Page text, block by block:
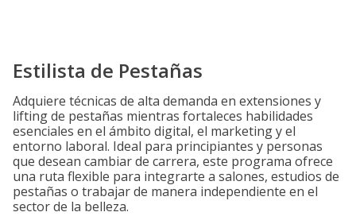
Estilista de Pestañas
Adquiere técnicas de alta demanda en extensiones y
lifting de pestañas mientras fortaleces habilidades
esenciales en el ámbito digital, el marketing y el
entorno laboral. Ideal para principiantes y personas
que desean cambiar de carrera, este programa ofrece
una ruta flexible para integrarte a salones, estudios de
pestañas o trabajar de manera independiente en el
sector de la belleza.